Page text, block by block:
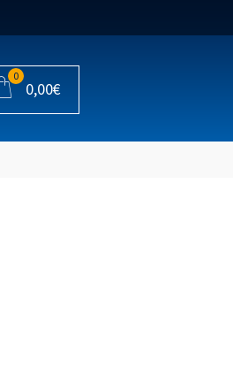
0
0,00€